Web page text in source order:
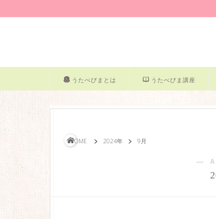
うたべびまとは うたべびま講座
HOME 2024年 9月
―